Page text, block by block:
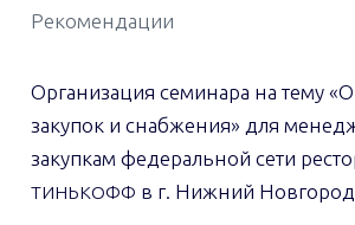
Рекомендации
Организация семинара на тему
закупок и снабжения» для
закупкам федеральной сети
ТИНЬКОФФ в г. Нижний Новгород